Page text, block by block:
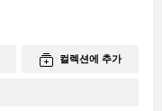
컬렉션에 추가